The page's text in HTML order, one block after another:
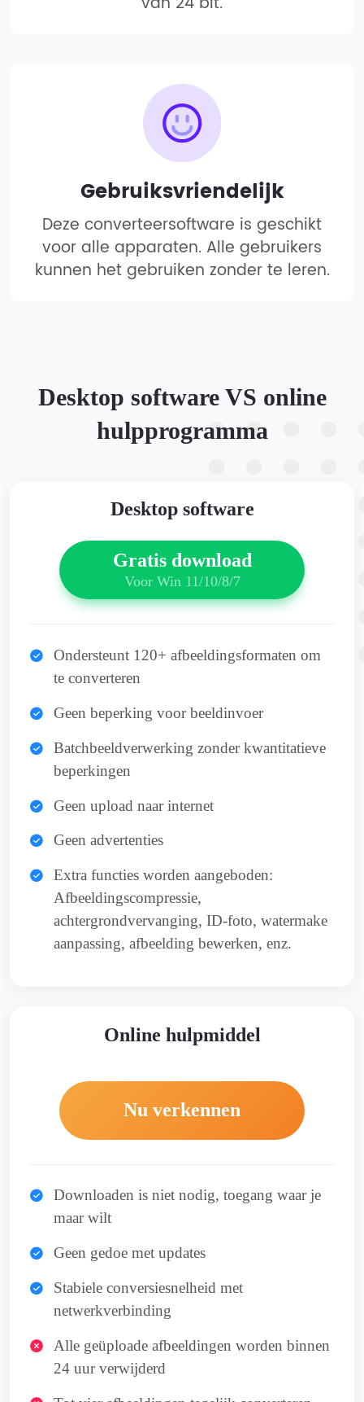
Gebruiksvriendelijk
Deze converteersoftware is geschikt
voor alle apparaten. Alle gebruikers
kunnen het gebruiken zonder te leren.
Desktop software VS online
hulpprogramma
Desktop software
Gratis download
Voor Win 11/10/8/7
Ondersteunt 120+ afbeeldingsformaten om
te converteren
Geen beperking voor beeldinvoer
Batchbeeldverwerking zonder kwantitatieve
beperkingen
Geen upload naar internet
Geen advertenties
Extra functies worden aangeboden:
Afbeeldingscompressie,
achtergrondvervanging, ID-foto, watermake
aanpassing, afbeelding bewerken, enz.
Online hulpmiddel
Nu verkennen
Downloaden is niet nodig, toegang waar je
maar wilt
Geen gedoe met updates
Stabiele conversiesnelheid met
netwerkverbinding
Alle geüploade afbeeldingen worden binnen
24 uur verwijderd